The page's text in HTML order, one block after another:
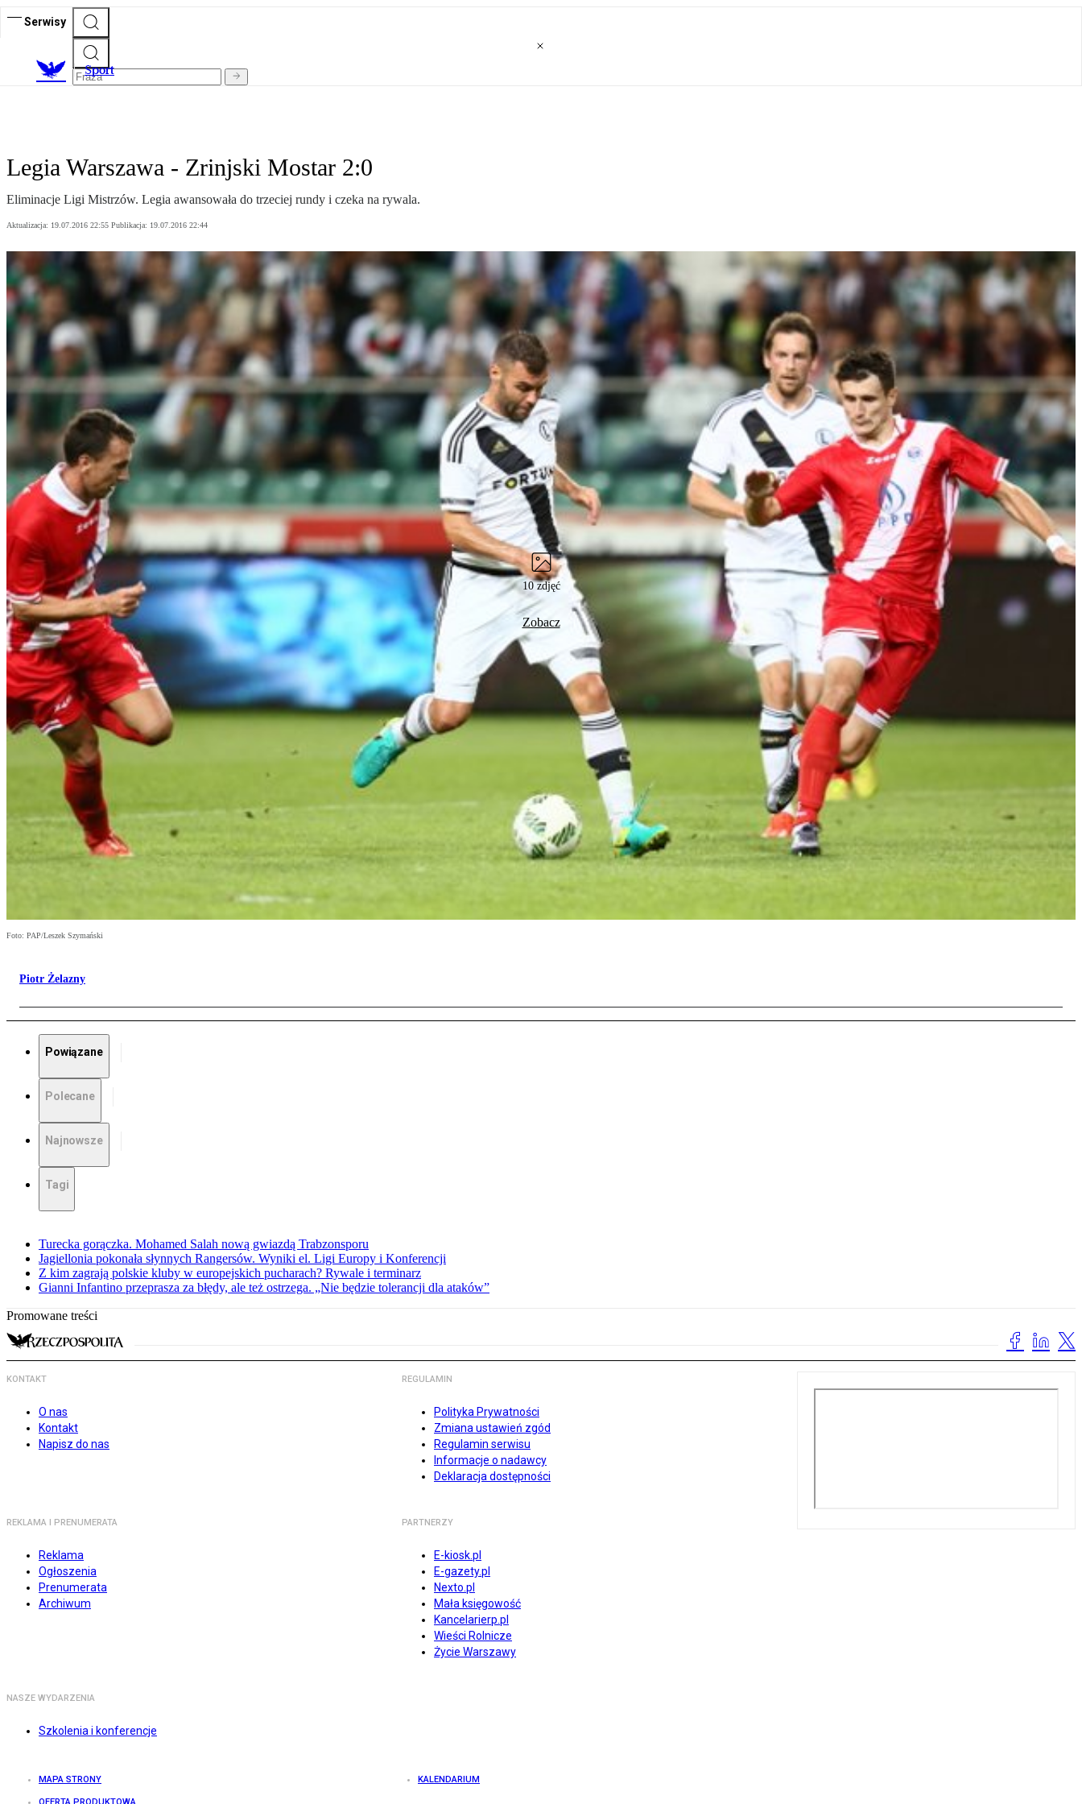
Serwisy
Sport
Legia Warszawa - Zrinjski Mostar 2:0
Eliminacje Ligi Mistrzów. Legia awansowała do trzeciej rundy i czeka na rywala.
Aktualizacja: 19.07.2016 22:55 Publikacja: 19.07.2016 22:44
10 zdjęć
Zobacz
Foto: PAP/Leszek Szymański
Piotr Żelazny
Powiązane
Polecane
Najnowsze
Tagi
Turecka gorączka. Mohamed Salah nową gwiazdą Trabzonsporu
Jagiellonia pokonała słynnych Rangersów. Wyniki el. Ligi Europy i Konferencji
Z kim zagrają polskie kluby w europejskich pucharach? Rywale i terminarz
Gianni Infantino przeprasza za błędy, ale też ostrzega. „Nie będzie tolerancji dla ataków”
Promowane treści
KONTAKT
O nas
Kontakt
Napisz do nas
REGULAMIN
Polityka Prywatności
Zmiana ustawień zgód
Regulamin serwisu
Informacje o nadawcy
Deklaracja dostępności
REKLAMA I PRENUMERATA
Reklama
Ogłoszenia
Prenumerata
Archiwum
PARTNERZY
E-kiosk.pl
E-gazety.pl
Nexto.pl
Mała księgowość
Kancelarierp.pl
Wieści Rolnicze
Życie Warszawy
NASZE WYDARZENIA
Szkolenia i konferencje
MAPA STRONY KALENDARIUM